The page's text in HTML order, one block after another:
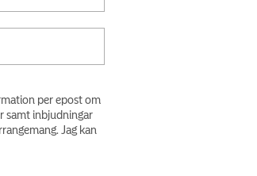
per epost om
samt inbjudningar
Jag kan